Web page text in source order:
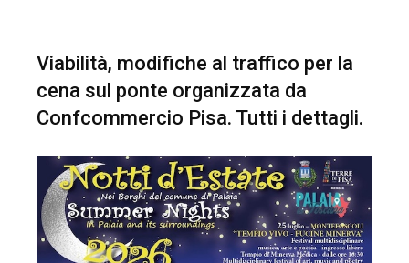
Viabilità, modifiche al traffico per la
cena sul ponte organizzata da
Confcommercio Pisa. Tutti i dettagli.